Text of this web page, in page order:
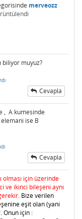
merveozz
biliyor muyuz?
Cevapla
, A kumesinde
ise B
Cevapla
olması için üzerinde
ve ikinci bileşeni aynı
Bize verilen
eşit olan (yani
Onun için :